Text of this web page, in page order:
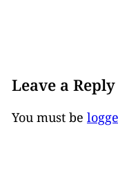
Leave a Reply
You must be